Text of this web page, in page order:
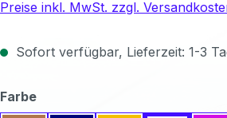
Preise inkl. MwSt. zzgl.
Sofort verfügbar, Lieferzeit: 1-3
Farbeauswählen